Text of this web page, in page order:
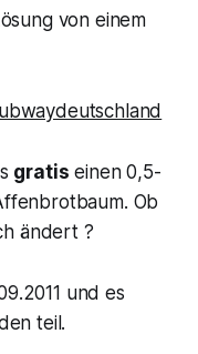
von einem
gratis einen 0,5-
Ob
ändert ?
und es
teil.